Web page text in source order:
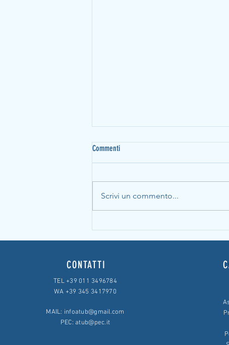
Commenti
Scrivi un commento...
CONTATTI
TEL +39 011 3496784
WA +39 345 3417970
MAIL: infoatub@gmail.com
PEC: atub@pec.it